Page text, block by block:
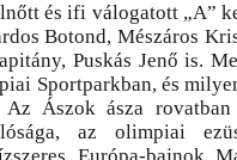
és ifi válogatott „A”
Botond, Mészáros
Puskás Jenő is.
Sportparkban, és
Ászok ásza rovatban
az olimpiai